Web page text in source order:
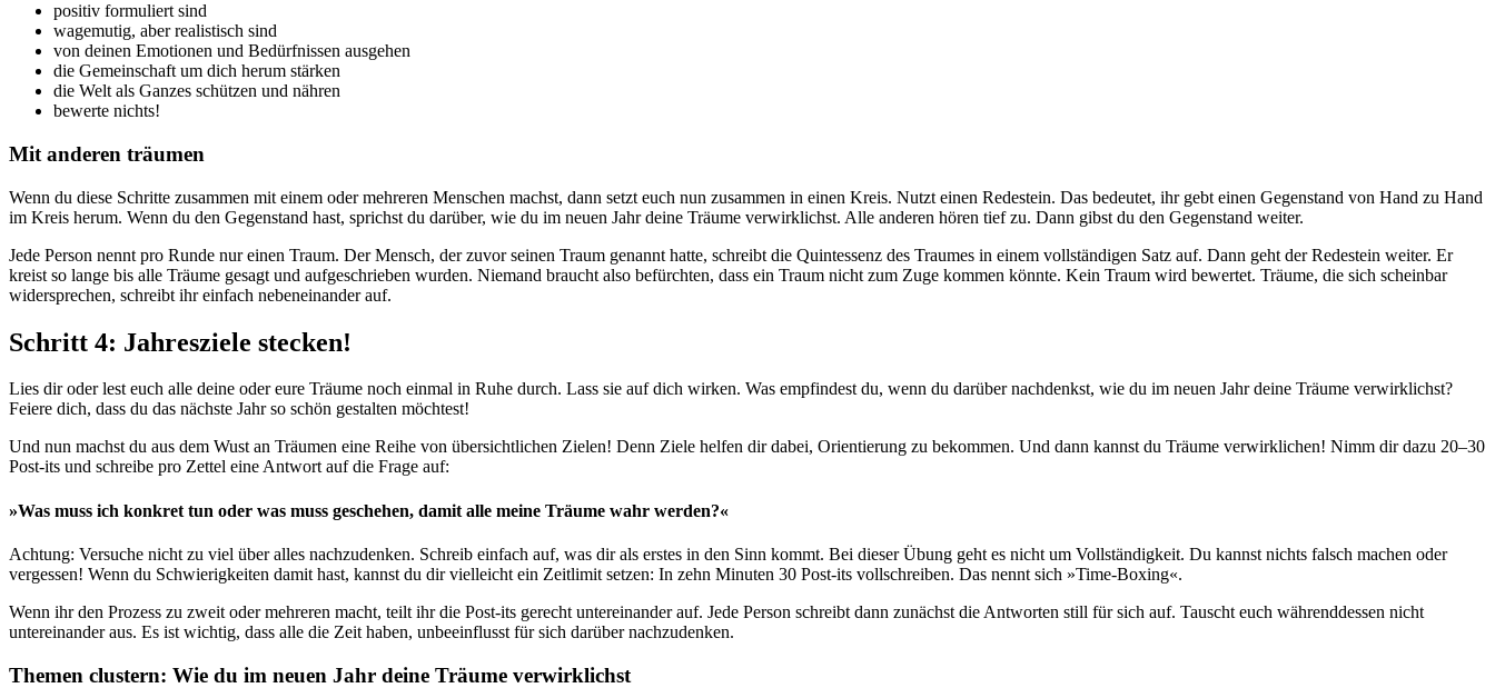
positiv formuliert sind
wagemutig, aber realistisch sind
von deinen Emotionen und Bedürfnissen ausgehen
die Gemeinschaft um dich herum stärken
die Welt als Ganzes schützen und nähren
bewerte nichts!
Mit anderen träumen
Wenn du diese Schritte zusammen mit einem oder mehreren Menschen machst, dann setzt euch nun zusammen in einen Kreis. Nutzt einen Redestein. Das bedeutet, ihr gebt einen Gegenstand von Hand zu Hand
im Kreis herum. Wenn du den Gegenstand hast, sprichst du darüber, wie du im neuen Jahr deine Träume verwirklichst. Alle anderen hören tief zu. Dann gibst du den Gegenstand weiter.
Jede Person nennt pro Runde nur einen Traum. Der Mensch, der zuvor seinen Traum genannt hatte, schreibt die Quintessenz des Traumes in einem vollständigen Satz auf. Dann geht der Redestein weiter. Er
kreist so lange bis alle Träume gesagt und aufgeschrieben wurden. Niemand braucht also befürchten, dass ein Traum nicht zum Zuge kommen könnte. Kein Traum wird bewertet. Träume, die sich scheinbar
widersprechen, schreibt ihr einfach nebeneinander auf.
Schritt 4: Jahresziele stecken!
Lies dir oder lest euch alle deine oder eure Träume noch einmal in Ruhe durch. Lass sie auf dich wirken. Was empfindest du, wenn du darüber nachdenkst, wie du im neuen Jahr deine Träume verwirklichst?
Feiere dich, dass du das nächste Jahr so schön gestalten möchtest!
Und nun machst du aus dem Wust an Träumen eine Reihe von übersichtlichen Zielen! Denn Ziele helfen dir dabei, Orientierung zu bekommen. Und dann kannst du Träume verwirklichen! Nimm dir dazu 20–30
Post-its und schreibe pro Zettel eine Antwort auf die Frage auf:
»Was muss ich konkret tun oder was muss geschehen, damit alle meine Träume wahr werden?«
Achtung: Versuche nicht zu viel über alles nachzudenken. Schreib einfach auf, was dir als erstes in den Sinn kommt. Bei dieser Übung geht es nicht um Vollständigkeit. Du kannst nichts falsch machen oder
vergessen! Wenn du Schwierigkeiten damit hast, kannst du dir vielleicht ein Zeitlimit setzen: In zehn Minuten 30 Post-its vollschreiben. Das nennt sich »Time-Boxing«.
Wenn ihr den Prozess zu zweit oder mehreren macht, teilt ihr die Post-its gerecht untereinander auf. Jede Person schreibt dann zunächst die Antworten still für sich auf. Tauscht euch währenddessen nicht
untereinander aus. Es ist wichtig, dass alle die Zeit haben, unbeeinflusst für sich darüber nachzudenken.
Themen clustern: Wie du im neuen Jahr deine Träume verwirklichst